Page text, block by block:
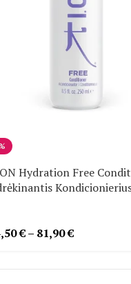
Hydration Free
€ – 81,90€